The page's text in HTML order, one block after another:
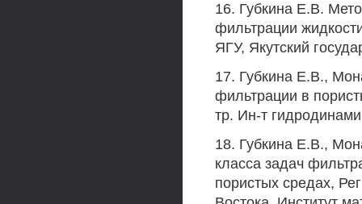
16. Губкина Е.В.
фильтрации
ЯГУ, Якутский
17. Губкина Е.В.,
фильтрации в
тр. Ин-т
18. Губкина Е.В.,
класса задач
пористых средах,